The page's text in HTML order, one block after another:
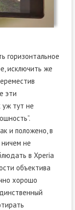
горизонтальное
исключить же
эти
уж тут не
и положено, в
не
в Xperia
объектива
хорошо